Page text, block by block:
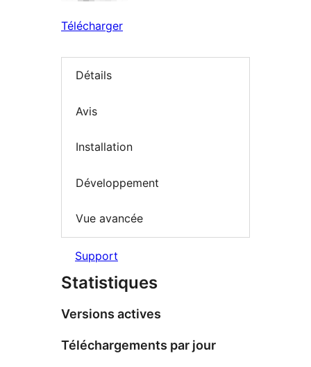
Télécharger
Détails
Avis
Installation
Développement
Vue avancée
Support
Statistiques
Versions actives
Téléchargements par jour